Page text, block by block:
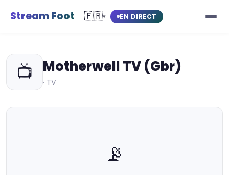
Stream Foot 🇫🇷▾ EN DIRECT
📺 Motherwell TV (Gbr)
· TV
📡